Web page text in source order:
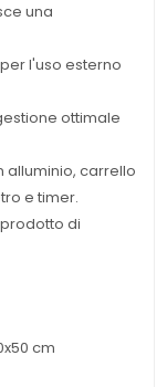
una
l'uso esterno
ottimale
alluminio, carrello
e timer.
di
cm